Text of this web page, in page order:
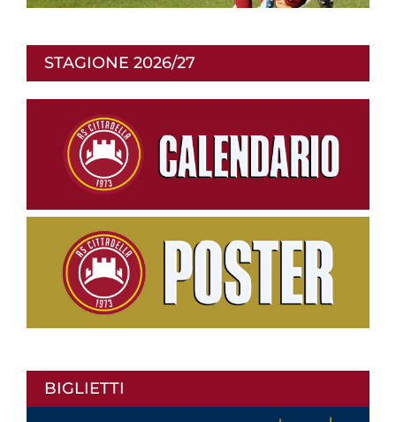
STAGIONE 2026/27
BIGLIETTI